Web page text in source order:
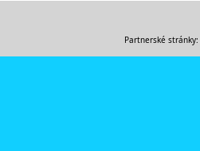
Partnerské stránky: